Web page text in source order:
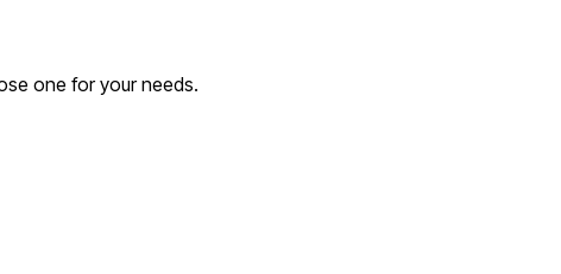
one for your needs.